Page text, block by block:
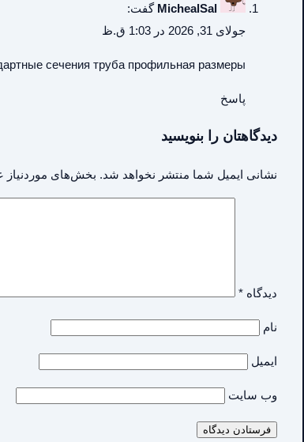
MichealSal گفت:
جولای 31, 2026 در 1:03 ق.ظ
сечения труба профильная размеры
پاسخ
دیدگاهتان را بنویسید
نشانی ایمیل شما منتشر نخواهد شد. بخش‌های موردنیاز
دیدگاه *
نام
ایمیل
وب‌ سایت